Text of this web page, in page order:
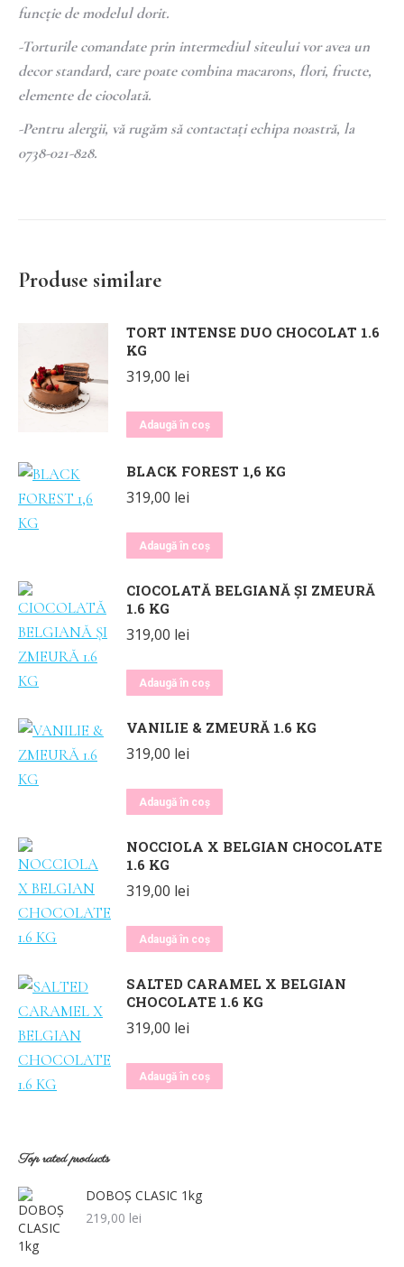
funcție de modelul dorit.
-Torturile comandate prin intermediul siteului vor avea un
decor standard, care poate combina macarons, flori, fructe,
elemente de ciocolată.
-Pentru alergii, vă rugăm să contactați echipa noastră, la
0738-021-828.
Produse similare
TORT INTENSE DUO CHOCOLAT 1.6
KG
319,00 lei
Adaugă în coș
BLACK FOREST 1,6 KG
319,00 lei
Adaugă în coș
CIOCOLATĂ BELGIANĂ ȘI ZMEURĂ
1.6 KG
319,00 lei
Adaugă în coș
VANILIE & ZMEURĂ 1.6 KG
319,00 lei
Adaugă în coș
NOCCIOLA X BELGIAN CHOCOLATE
1.6 KG
319,00 lei
Adaugă în coș
SALTED CARAMEL X BELGIAN
CHOCOLATE 1.6 KG
319,00 lei
Adaugă în coș
Top rated products
DOBOȘ CLASIC 1kg
219,00 lei